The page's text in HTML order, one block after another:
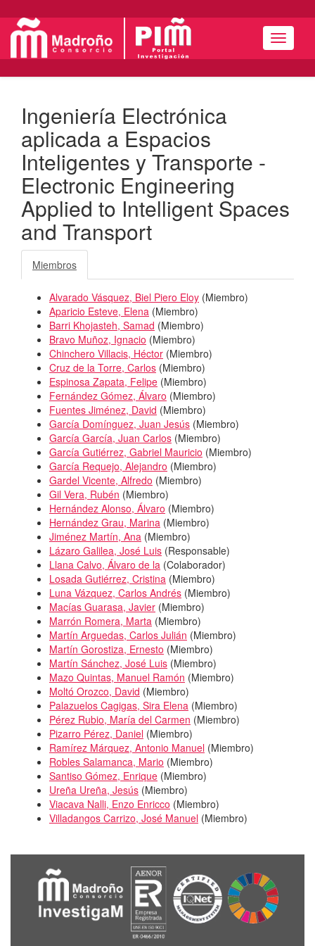
Menú
Ingeniería Electrónica
aplicada a Espacios
Inteligentes y Transporte -
Electronic Engineering
Applied to Intelligent Spaces
and Transport
Miembros
Alvarado Vásquez, Biel Piero Eloy (Miembro)
Aparicio Esteve, Elena (Miembro)
Barri Khojasteh, Samad (Miembro)
Bravo Muñoz, Ignacio (Miembro)
Chinchero Villacis, Héctor (Miembro)
Cruz de la Torre, Carlos (Miembro)
Espinosa Zapata, Felipe (Miembro)
Fernández Gómez, Álvaro (Miembro)
Fuentes Jiménez, David (Miembro)
García Domínguez, Juan Jesús (Miembro)
García García, Juan Carlos (Miembro)
García Gutiérrez, Gabriel Mauricio (Miembro)
García Requejo, Alejandro (Miembro)
Gardel Vicente, Alfredo (Miembro)
Gil Vera, Rubén (Miembro)
Hernández Alonso, Álvaro (Miembro)
Hernández Grau, Marina (Miembro)
Jiménez Martín, Ana (Miembro)
Lázaro Galilea, José Luis (Responsable)
Llana Calvo, Álvaro de la (Colaborador)
Losada Gutiérrez, Cristina (Miembro)
Luna Vázquez, Carlos Andrés (Miembro)
Macías Guarasa, Javier (Miembro)
Marrón Romera, Marta (Miembro)
Martín Arguedas, Carlos Julián (Miembro)
Martín Gorostiza, Ernesto (Miembro)
Martín Sánchez, José Luis (Miembro)
Mazo Quintas, Manuel Ramón (Miembro)
Moltó Orozco, David (Miembro)
Palazuelos Cagigas, Sira Elena (Miembro)
Pérez Rubio, María del Carmen (Miembro)
Pizarro Pérez, Daniel (Miembro)
Ramírez Márquez, Antonio Manuel (Miembro)
Robles Salamanca, Mario (Miembro)
Santiso Gómez, Enrique (Miembro)
Ureña Ureña, Jesús (Miembro)
Viacava Nalli, Enzo Enricco (Miembro)
Villadangos Carrizo, José Manuel (Miembro)